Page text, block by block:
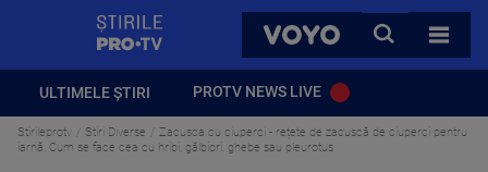
VOYO
CAUTA
TOATE
ULTIMELE ȘTIRI PROTV NEWS LIVE
Stirileprotv Stiri Diverse
Zacusca cu ciuperci - rețete de zacuscă de ciuperci pentru
iarnă. Cum se face cea cu hribi, gălbiori, ghebe sau pleurotus